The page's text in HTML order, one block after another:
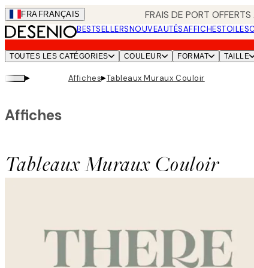
Skip
to
main
content.
FRA FRANÇAIS FRAIS DE PORT
BESTSELLERSNOUVEAUTÉSAFFICHESTOILES
TOUTES LES CATÉGORIES COULEUR FORMAT TAILLE
▸ Affiches▸Tableaux Muraux Couloir
Tableaux Muraux Couloir
Affiches